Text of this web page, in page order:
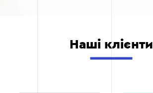
Наші клієнти